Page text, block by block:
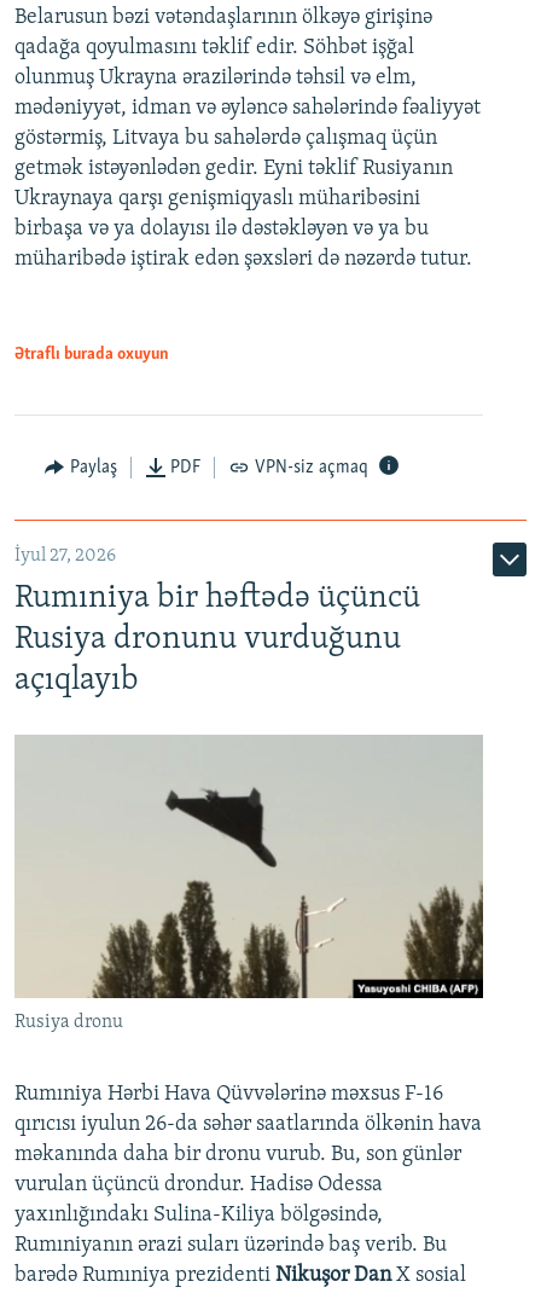
Belarusun bəzi vətəndaşlarının ölkəyə girişinə
qadağa qoyulmasını təklif edir. Söhbət işğal
olunmuş Ukrayna ərazilərində təhsil və elm,
mədəniyyət, idman və əyləncə sahələrində fəaliyyət
göstərmiş, Litvaya bu sahələrdə çalışmaq üçün
getmək istəyənlədən gedir. Eyni təklif Rusiyanın
Ukraynaya qarşı genişmiqyaslı müharibəsini
birbaşa və ya dolayısı ilə dəstəkləyən və ya bu
müharibədə iştirak edən şəxsləri də nəzərdə tutur.
Ətraflı burada oxuyun
Paylaş PDF VPN-siz açmaq
İyul 27, 2026
Rumıniya bir həftədə üçüncü
Rusiya dronunu vurduğunu
açıqlayıb
Rusiya dronu
Rumıniya Hərbi Hava Qüvvələrinə məxsus F-16
qırıcısı iyulun 26-da səhər saatlarında ölkənin hava
məkanında daha bir dronu vurub. Bu, son günlər
vurulan üçüncü drondur. Hadisə Odessa
yaxınlığındakı Sulina-Kiliya bölgəsində,
Rumıniyanın ərazi suları üzərində baş verib. Bu
barədə Rumıniya prezidenti Nikuşor DanX sosial